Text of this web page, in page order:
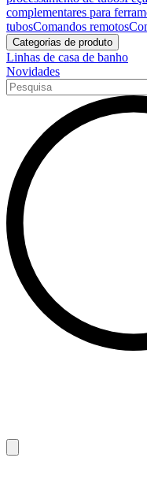
complementares para
tubosComandos remotos
Categorias de produto
Linhas de casa de banho
Novidades